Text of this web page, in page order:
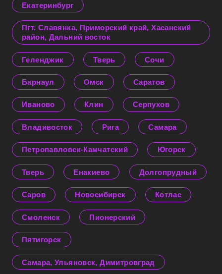
Екатеринбург
Пгт. Славянка, Приморский край, Хасанский
район, Дальний восток
Геленджик Тверь Сочи
Барнаул Омск Саратов
Иваново Клин Серпухов
Владивосток Рига Самара
Петропавловск-Камчатский Югорск
Тверь Енакиево Долгопрудный
Саров Новосибирск Котлас
Смоленск Пионерский
Пятигорск
Самара, Ульяновск, Димитровград